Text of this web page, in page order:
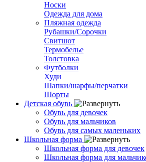
Носки
Одежда для дома
Пляжная одежда
Рубашки/Сорочки
Свитшот
Термобелье
Толстовка
Футболки
Худи
Шапки/шарфы/перчатки
Шорты
Детская обувь
Обувь для девочек
Обувь для мальчиков
Обувь для самых маленьких
Школьная форма
Школьная форма для девочек
Школьная форма для